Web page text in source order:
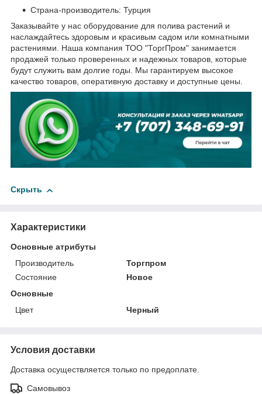
Страна-производитель: Турция
Заказывайте у нас оборудование для полива растений и
наслаждайтесь здоровым и красивым садом или комнатными
растениями. Наша компания ТОО "ТоргПром" занимается
продажей только проверенных и надежных товаров, которые
будут служить вам долгие годы. Мы гарантируем высокое
качество товаров, оперативную доставку и доступные цены.
Скрыть
Характеристики
Основные атрибуты
Производитель
Торгпром
Состояние
Новое
Основные
Цвет
Черный
Условия доставки
Доставка осуществляется только по предоплате.
Самовывоз